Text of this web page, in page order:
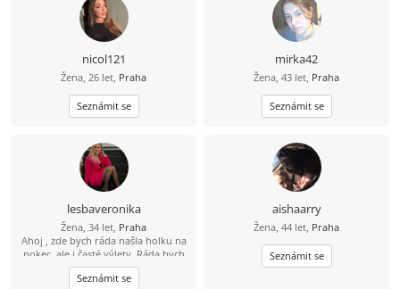
nicol121
Žena, 26 let, Praha
Seznámit se
mirka42
Žena, 43 let, Praha
Seznámit se
lesbaveronika
Žena, 34 let, Praha
Ahoj , zde bych ráda našla holku na
pokec ,ale i časté výlety .Ráda bych
našla fajn holku na vztah . Muj mail
veronika123498@seznam.cz
Seznámit se
aishaarry
Žena, 44 let, Praha
Seznámit se